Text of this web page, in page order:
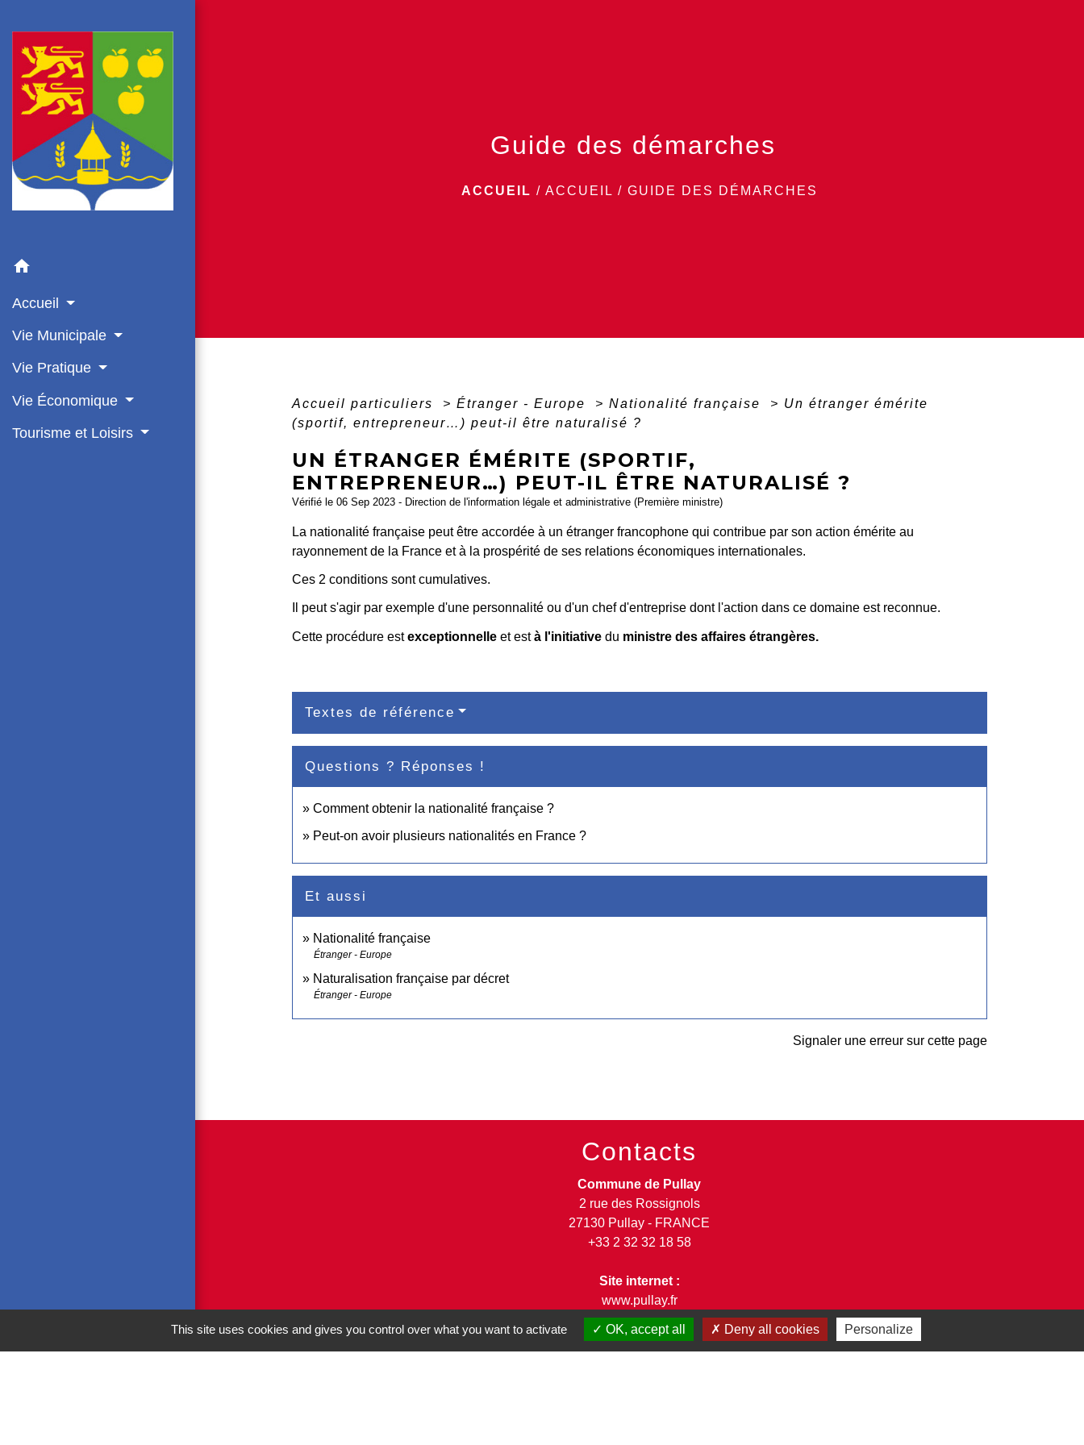
home
Accueil
Vie Municipale
Vie Pratique
Vie Économique
Tourisme et Loisirs
Guide des démarches
ACCUEIL / ACCUEIL / GUIDE DES DÉMARCHES
Accueil particuliers > Étranger - Europe > Nationalité française > Un étranger émérite
(sportif, entrepreneur…) peut-il être naturalisé ?
UN ÉTRANGER ÉMÉRITE (SPORTIF,
ENTREPRENEUR…) PEUT-IL ÊTRE NATURALISÉ ?
Vérifié le 06 Sep 2023 - Direction de l'information légale et administrative (Première ministre)
La nationalité française peut être accordée à un étranger francophone qui contribue par son action émérite au
rayonnement de la France et à la prospérité de ses relations économiques internationales.
Ces 2 conditions sont cumulatives.
Il peut s'agir par exemple d'une personnalité ou d'un chef d'entreprise dont l'action dans ce domaine est reconnue.
Cette procédure estexceptionnelleet està l'initiativedu ministre des affaires étrangères.
Textes de référence
Questions ? Réponses !
Comment obtenir la nationalité française ?
Peut-on avoir plusieurs nationalités en France ?
Et aussi
Nationalité française
Étranger - Europe
Naturalisation française par décret
Étranger - Europe
Signaler une erreur sur cette page
Contacts
Commune de Pullay
2 rue des Rossignols
27130 Pullay - FRANCE
+33 2 32 32 18 58
Site internet :
www.pullay.fr
This site uses cookies and gives you control over what you want to activate OK, accept all Deny all cookies Personalize